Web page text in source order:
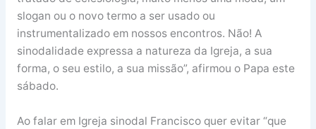
slogan ou o novo termo a ser usado ou
instrumentalizado em nossos encontros. Não! A
sinodalidade expressa a natureza da Igreja, a sua
forma, o seu estilo, a sua missão”, afirmou o Papa este
sábado.
Ao falar em Igreja sinodal Francisco quer evitar “que